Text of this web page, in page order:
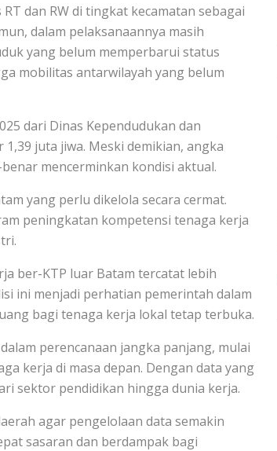
dan RW di tingkat kecamatan sebagai
dalam pelaksanaannya masih
yang belum memperbarui status
mobilitas antarwilayah yang belum
dari Dinas Kependudukan dan
juta jiwa. Meski demikian, angka
mencerminkan kondisi aktual.
yang perlu dikelola secara cermat.
peningkatan kompetensi tenaga kerja
ber-KTP luar Batam tercatat lebih
ini menjadi perhatian pemerintah dalam
bagi tenaga kerja lokal tetap terbuka.
perencanaan jangka panjang, mulai
kerja di masa depan. Dengan data yang
sektor pendidikan hingga dunia kerja.
agar pengelolaan data semakin
sasaran dan berdampak bagi